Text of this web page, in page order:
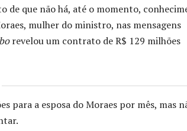
de que não há, até o momento,
mulher do ministro, nas mensagens
revelou um contrato de R$ 129 milhões
para a esposa do Moraes por mês, mas